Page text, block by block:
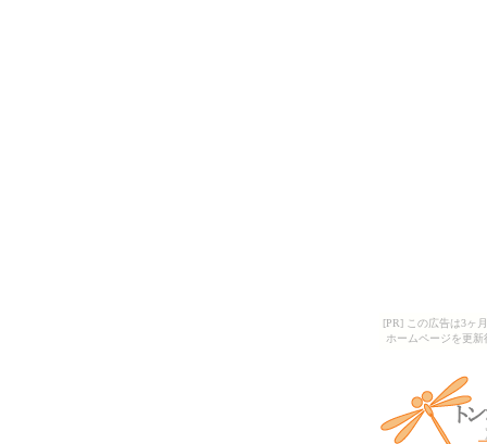
[PR] この広告は3ヶ
ホームページを更